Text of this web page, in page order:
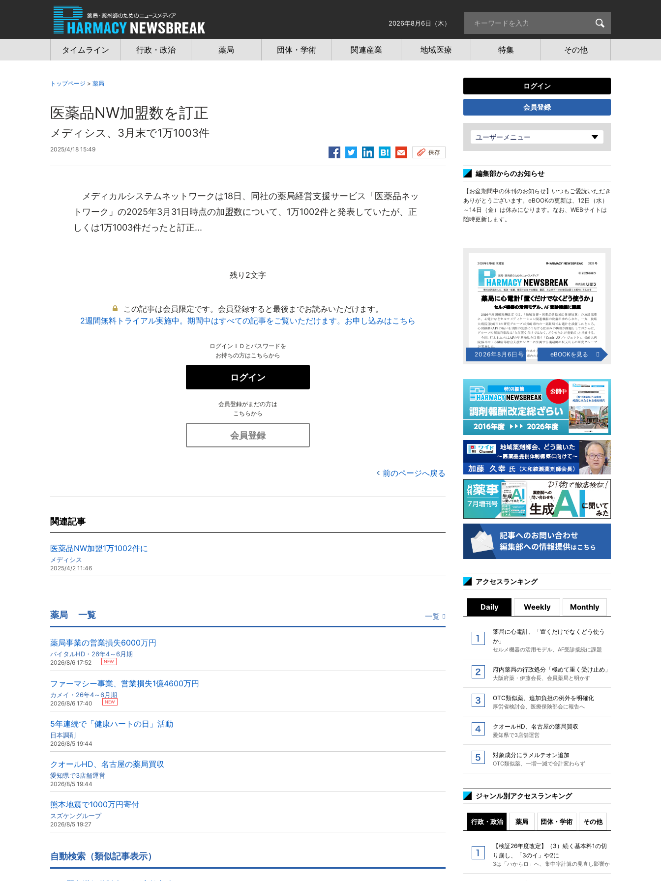
2026年8月6日（木）
タイムライン 行政・政治 薬局 団体・学術 関連産業 地域医療 特集 その他
トップページ > 薬局
医薬品NW加盟数を訂正
メディシス、3月末で1万1003件
2025/4/18 15:49 保存
メディカルシステムネットワークは18日、同社の薬局経営支援サービス「医薬品ネッ
トワーク」の2025年3月31日時点の加盟数について、1万1002件と発表していたが、正
しくは1万1003件だったと訂正...
残り2文字
この記事は会員限定です。会員登録すると最後までお読みいただけます。
2週間無料トライアル実施中。期間中はすべての記事をご覧いただけます。お申し込みはこちら
ログインＩＤとパスワードを
お持ちの方はこちらから
ログイン
会員登録がまだの方は
こちらから
会員登録
前のページへ戻る
関連記事
医薬品NW加盟1万1002件に
メディシス
2025/4/2 11:46
薬局 一覧 一覧
薬局事業の営業損失6000万円
バイタルHD・26年4～6月期
2026/8/6 17:52 NEW
ファーマシー事業、営業損失1億4600万円
カメイ・26年4～6月期
2026/8/6 17:40 NEW
5年連続で「健康ハートの日」活動
日本調剤
2026/8/5 19:44
クオールHD、名古屋の薬局買収
愛知県で3店舗運営
2026/8/5 19:44
熊本地震で1000万円寄付
スズケングループ
2026/8/5 19:27
自動検索（類似記事表示）
ログイン
会員登録
ユーザーメニュー
編集部からのお知らせ
【お盆期間中の休刊のお知らせ】いつもご愛読いただき
ありがとうございます。eBOOKの更新は、12日（水）
～14日（金）は休みになります。なお、WEBサイトは
随時更新します。
2026年8月6日号 eBOOKを見る
アクセスランキング
Daily Weekly Monthly
薬局に心電計、「置くだけでなくどう使う
か」
セルメ機器の活用モデル、AF受診接続に課題
府内薬局の行政処分「極めて重く受け止め」
大阪府薬・伊藤会長、会員薬局と明かす
OTC類似薬、追加負担の例外を明確化
厚労省検討会、医療保険部会に報告へ
クオールHD、名古屋の薬局買収
愛知県で3店舗運営
対象成分にラメルテオン追加
OTC類似薬、一増一減で合計変わらず
ジャンル別アクセスランキング
行政・政治 薬局 団体・学術 その他
【検証26年度改定】（3）続く基本料1の切
り崩し、「3のイ」や2に
3は「ハからロ」へ、集中率計算の見直し影響か